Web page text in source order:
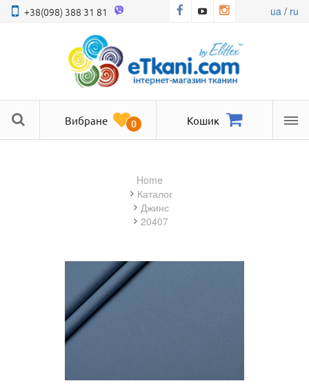
+38(098) 388 31 81 ua/ ru
Вибране 0 Кошик
Home
Каталог
джинс
20407